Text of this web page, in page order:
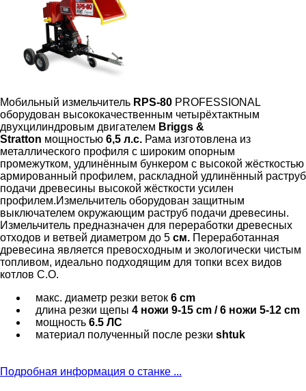
Мобильный измельчитель RPS-80 PROFESSIONAL
оборудован высококачественным четырёхтактным
двухцилиндровым двигателем Briggs &
Stratton мощностью 6,5 л.с. Рама изготовлена из
металлического профиля с широким опорным
промежутком, удлинённым бункером с высокой жёсткостью
армированный профилем, раскладной удлинённый раструб
подачи древесины высокой жёсткости усилен
профилем.Измельчитель оборудован защитным
выключателем окружающим раструб подачи древесины.
Измельчитель предназначен для переработки древесных
отходов и ветвей диаметром до 5 см. Переработанная
древесина является превосходным и экологически чистым
топливом, идеально подходящим для топки всех видов
котлов С.О.
макс. диаметр резки веток 6 cm
длина резки щепы 4 ножи 9-15 cm / 6 ножи 5-12 cm
мощность 6.5 ЛС
материал полученный после резки shtuk
Подробная информация о станке ...